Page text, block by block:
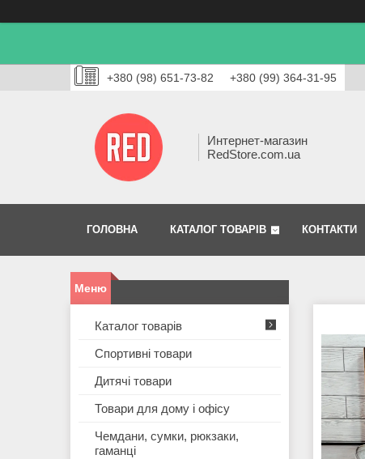
+380 (98) 651-73-82 +380 (99) 364-31-95
Интернет-магазин
RedStore.com.ua
ГОЛОВНА КАТАЛОГ ТОВАРІВ КОНТАКТИ
Каталог товарів
Спортивні товари
Дитячі товари
Товари для дому і офісу
Чемдани, сумки, рюкзаки,
гаманці